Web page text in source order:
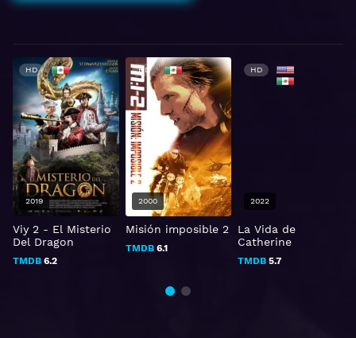
Viy 2 - El Misterio
Del Dragon
TMDB 6.2
HD
2019
Misión imposible 2
TMDB6.1
HD
2000
La Vida de
Catherine
TMDB5.7
HD
2022